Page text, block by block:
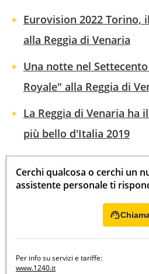
Eurovision 2022 Torino,
alla Reggia di Venaria
Una notte nel
Royale" alla Reggia di
La Reggia di Venaria ha
più bello d'Italia 2019
Cerchi qualcosa o cerchi un
assistente personale ti
Per info su servizi e tariffe:
www.1240.it